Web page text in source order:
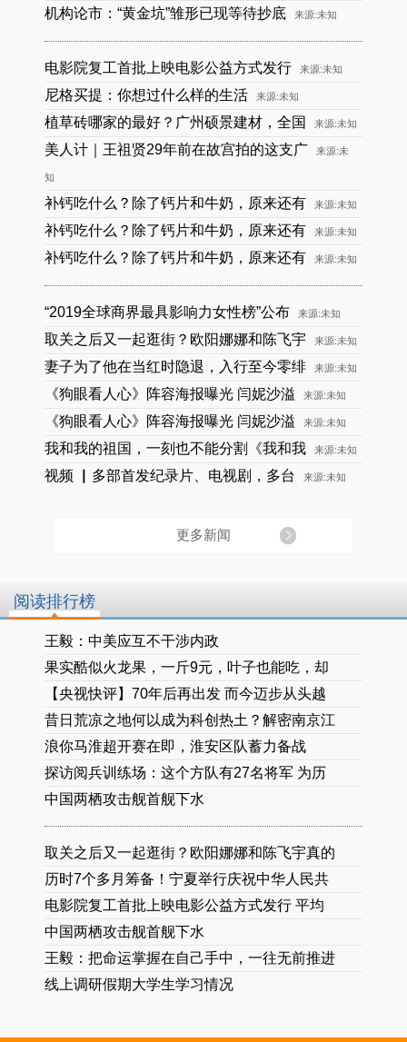
机构论市：“黄金坑”雏形已现等待抄底 来源:未知
电影院复工首批上映电影公益方式发行 来源:未知
尼格买提：你想过什么样的生活 来源:未知
植草砖哪家的最好？广州硕景建材，全国 来源:未知
美人计｜王祖贤29年前在故宫拍的这支广 来源:未
知
补钙吃什么？除了钙片和牛奶，原来还有 来源:未知
补钙吃什么？除了钙片和牛奶，原来还有 来源:未知
补钙吃什么？除了钙片和牛奶，原来还有 来源:未知
“2019全球商界最具影响力女性榜”公布 来源:未知
取关之后又一起逛街？欧阳娜娜和陈飞宇 来源:未知
妻子为了他在当红时隐退，入行至今零绯 来源:未知
《狗眼看人心》阵容海报曝光 闫妮沙溢 来源:未知
《狗眼看人心》阵容海报曝光 闫妮沙溢 来源:未知
我和我的祖国，一刻也不能分割《我和我 来源:未知
视频 ▏多部首发纪录片、电视剧，多台 来源:未知
更多新闻
阅读排行榜
王毅：中美应互不干涉内政
果实酷似火龙果，一斤9元，叶子也能吃，却
【央视快评】70年后再出发 而今迈步从头越
昔日荒凉之地何以成为科创热土？解密南京江
浪你马淮超开赛在即，淮安区队蓄力备战
探访阅兵训练场：这个方队有27名将军 为历
中国两栖攻击舰首舰下水
取关之后又一起逛街？欧阳娜娜和陈飞宇真的
历时7个多月筹备！宁夏举行庆祝中华人民共
电影院复工首批上映电影公益方式发行 平均
中国两栖攻击舰首舰下水
王毅：把命运掌握在自己手中，一往无前推进
线上调研假期大学生学习情况